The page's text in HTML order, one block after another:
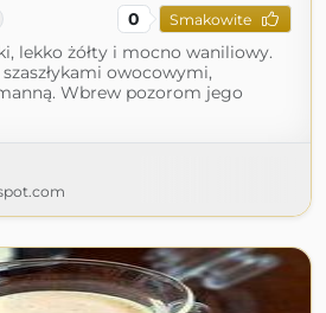
0 Smakowite
lekko żółty i mocno waniliowy.
owocowymi,
Wbrew pozorom jego